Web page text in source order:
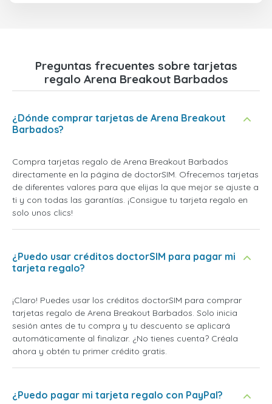
Preguntas frecuentes sobre tarjetas
regalo Arena Breakout Barbados
¿Dónde comprar tarjetas de Arena Breakout
Barbados?
Compra tarjetas regalo de Arena Breakout Barbados
directamente en la página de doctorSIM. Ofrecemos tarjetas
de diferentes valores para que elijas la que mejor se ajuste a
ti y con todas las garantías. ¡Consigue tu tarjeta regalo en
solo unos clics!
¿Puedo usar créditos doctorSIM para pagar mi
tarjeta regalo?
¡Claro! Puedes usar los créditos doctorSIM para comprar
tarjetas regalo de Arena Breakout Barbados. Solo inicia
sesión antes de tu compra y tu descuento se aplicará
automáticamente al finalizar. ¿No tienes cuenta? Créala
ahora y obtén tu primer crédito gratis.
¿Puedo pagar mi tarjeta regalo con PayPal?